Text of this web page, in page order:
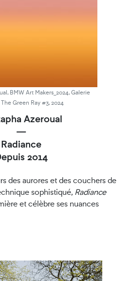
BMW Art Makers_2024, Galerie
Green Ray #3, 2024
Azeroual
—
Radiance
2014
des aurores et des couchers de
sophistiqué, Radiance
et célèbre ses nuances